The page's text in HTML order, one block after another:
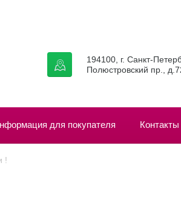
194100, г. Санкт-
Полюстровский пр.,
для покупателя Контакты
!